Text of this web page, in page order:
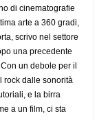
di cinematografie
arte a 360 gradi,
scrivo nel settore
una precedente
un debole per il
rock dalle sonorità
e la birra
a un film, ci sta